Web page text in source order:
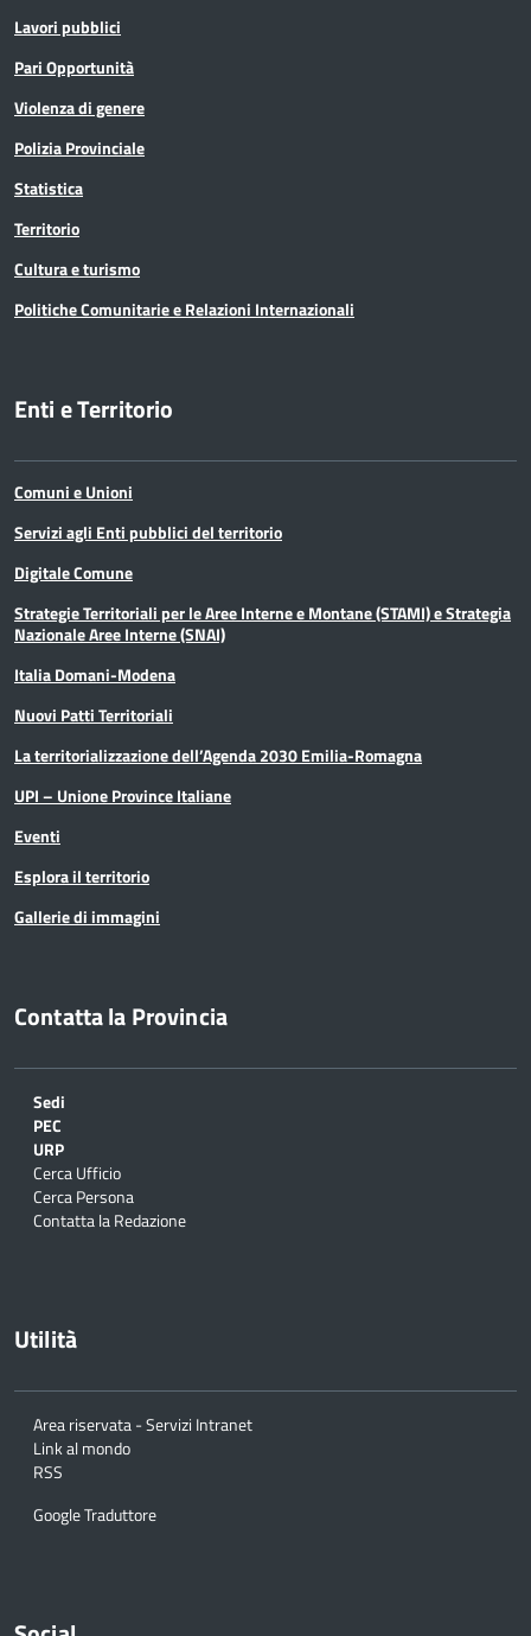
Lavori pubblici
Pari Opportunità
Violenza di genere
Polizia Provinciale
Statistica
Territorio
Cultura e turismo
Politiche Comunitarie e Relazioni Internazionali
Enti e Territorio
Comuni e Unioni
Servizi agli Enti pubblici del territorio
Digitale Comune
Strategie Territoriali per le Aree Interne e Montane (STAMI) e Strategia
Nazionale Aree Interne (SNAI)
Italia Domani-Modena
Nuovi Patti Territoriali
La territorializzazione dell’Agenda 2030 Emilia-Romagna
UPI – Unione Province Italiane
Eventi
Esplora il territorio
Gallerie di immagini
Contatta la Provincia
Sedi
PEC
URP
Cerca Ufficio
Cerca Persona
Contatta la Redazione
Utilità
Area riservata - Servizi Intranet
Link al mondo
RSS
Google Traduttore